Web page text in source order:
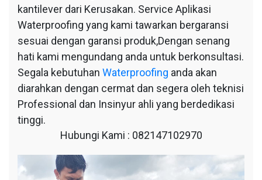
kantilever dari Kerusakan. Service Aplikasi
Waterproofing yang kami tawarkan bergaransi
sesuai dengan garansi produk,Dengan senang
hati kami mengundang anda untuk berkonsultasi.
Segala kebutuhan Waterproofing anda akan
diarahkan dengan cermat dan segera oleh teknisi
Professional dan Insinyur ahli yang berdedikasi
tinggi.
Hubungi Kami : 082147102970